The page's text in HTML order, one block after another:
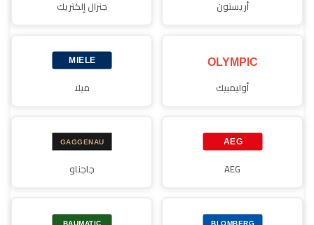
أريستون جنرال إلكتريك
أوليمبيك ميلا
AEG جاجناو